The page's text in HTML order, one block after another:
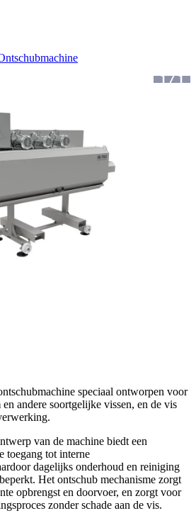
1/1
speciaal ontworpen voor
andere soortgelijke vissen, en de vis
van de machine biedt een
toegang tot interne
dagelijks onderhoud en reiniging
Het ontschub mechanisme zorgt
opbrengst en doorvoer, en zorgt voor
zonder schade aan de vis.